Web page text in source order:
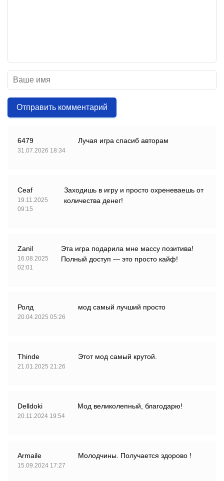
Отправить комментарий
6479
31.07.2026 18:34
Лучая игра спасиб авторам
Ceaf
19.11.2025
09:15
Заходишь в игру и просто охреневаешь от
количества денег!
Zanil
16.08.2025
02:01
Эта игра подарила мне массу позитива!
Полный доступ — это просто кайф!
Ролд
20.04.2025 05:26
мод самый лучший просто
Thinde
21.01.2025 21:26
Этот мод самый крутой.
Delldoki
20.11.2024 19:54
Мод великолепный, благодарю!
Armaile
15.09.2024 17:27
Молодчины. Получается здорово !